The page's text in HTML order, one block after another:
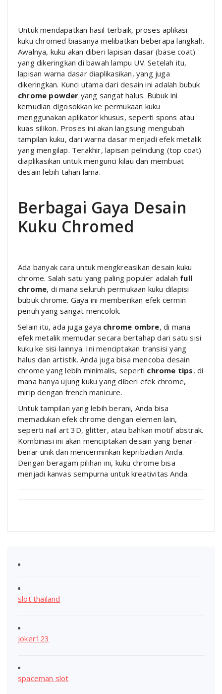
Untuk mendapatkan hasil terbaik, proses aplikasi
kuku chromed biasanya melibatkan beberapa langkah.
Awalnya, kuku akan diberi lapisan dasar (base coat)
yang dikeringkan di bawah lampu UV. Setelah itu,
lapisan warna dasar diaplikasikan, yang juga
dikeringkan. Kunci utama dari desain ini adalah bubuk
chrome powder yang sangat halus. Bubuk ini
kemudian digosokkan ke permukaan kuku
menggunakan aplikator khusus, seperti spons atau
kuas silikon. Proses ini akan langsung mengubah
tampilan kuku, dari warna dasar menjadi efek metalik
yang mengilap. Terakhir, lapisan pelindung (top coat)
diaplikasikan untuk mengunci kilau dan membuat
desain lebih tahan lama.
Berbagai Gaya Desain
Kuku Chromed
Ada banyak cara untuk mengkreasikan desain kuku
chrome. Salah satu yang paling populer adalah full
chrome, di mana seluruh permukaan kuku dilapisi
bubuk chrome. Gaya ini memberikan efek cermin
penuh yang sangat mencolok.
Selain itu, ada juga gaya chrome ombre, di mana
efek metalik memudar secara bertahap dari satu sisi
kuku ke sisi lainnya. Ini menciptakan transisi yang
halus dan artistik. Anda juga bisa mencoba desain
chrome yang lebih minimalis, seperti chrome tips, di
mana hanya ujung kuku yang diberi efek chrome,
mirip dengan french manicure.
Untuk tampilan yang lebih berani, Anda bisa
memadukan efek chrome dengan elemen lain,
seperti nail art 3D, glitter, atau bahkan motif abstrak.
Kombinasi ini akan menciptakan desain yang benar-
benar unik dan mencerminkan kepribadian Anda.
Dengan beragam pilihan ini, kuku chrome bisa
menjadi kanvas sempurna untuk kreativitas Anda.
slot thailand
joker123
spaceman slot